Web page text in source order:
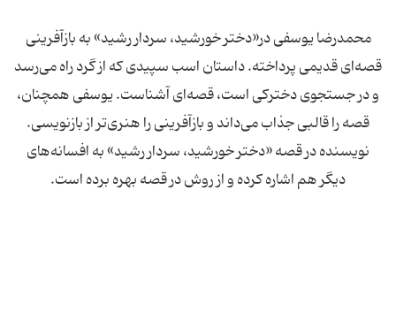
محمدرضا یوسفی در«دختر خورشید، سردار رشید» به بازآفرینی
قصه‌ای قدیمی پرداخته. داستان اسب سپیدی که از گرد راه می‌رسد
و در جستجوی دخترکی است، قصه‌ای آشناست. یوسفی همچنان،
قصه را قالبی جذاب می‌داند و بازآفرینی را هنری‌تر از بازنویسی.
نویسنده در قصه «دختر خورشید، سردار رشید» به افسانه‌های
دیگر هم اشاره کرده و از روش در قصه بهره برده است.